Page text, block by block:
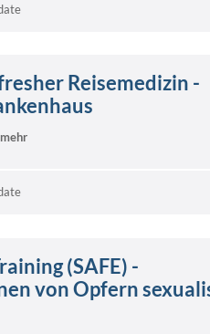
Reisemedizin -
(SAFE) -
von Opfern